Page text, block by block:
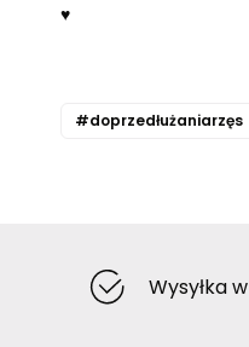
♥
#doprzedłużaniarzęs
Wysyłka w